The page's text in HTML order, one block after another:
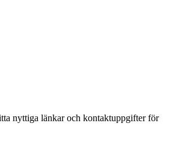
nyttiga länkar och kontaktuppgifter för